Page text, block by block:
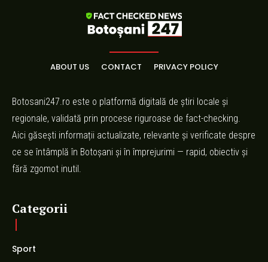
ABOUT US CONTACT PRIVACY POLICY
Botosani247.ro este o platformă digitală de știri locale și
regionale, validată prin procese riguroase de fact-checking.
Aici găsești informații actualizate, relevante și verificate despre
ce se întâmplă în Botoșani și în împrejurimi — rapid, obiectiv și
fără zgomot inutil.
Categorii
Sport